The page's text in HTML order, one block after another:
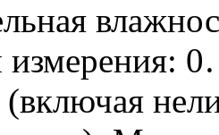
измерения: